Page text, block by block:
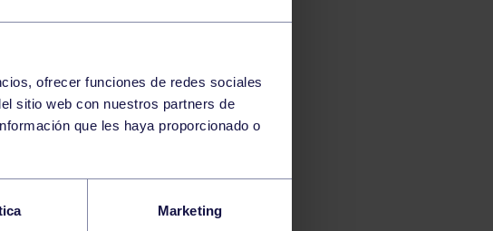
ofrecer funciones de redes sociales
sitio web con nuestros partners de
que les haya proporcionado o
Marketing